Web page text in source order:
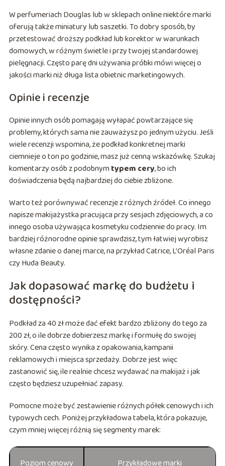
W perfumeriach Douglas lub w sklepach online niektóre marki
oferują także miniatury lub saszetki. To dobry sposób, by
przetestować droższy podkład lub korektor w warunkach
domowych, w różnym świetle i przy twojej standardowej
pielęgnacji. Często parę dni używania próbki mówi więcej o
jakości marki niż długa lista obietnic marketingowych.
Opinie i recenzje
Opinie innych osób pomagają wyłapać powtarzające się
problemy, których sama nie zauważysz po jednym użyciu. Jeśli
wiele recenzji wspomina, że podkład konkretnej marki
ciemnieje o ton po godzinie, masz już cenną wskazówkę. Szukaj
komentarzy osób z podobnymtypem cery, bo ich
doświadczenia będą najbardziej do ciebie zbliżone.
Warto też porównywać recenzje z różnych źródeł. Co innego
napisze makijażystka pracująca przy sesjach zdjęciowych, a co
innego osoba używająca kosmetyku codziennie do pracy. Im
bardziej różnorodne opinie sprawdzisz, tym łatwiej wyrobisz
własne zdanie o danej marce, na przykład Catrice, L’Oréal Paris
czy Huda Beauty.
Jak dopasować markę do budżetu i
dostępności?
Podkład za 40 zł może dać efekt bardzo zbliżony do tego za
200 zł, o ile dobrze dobierzesz markę i formułę do swojej
skóry. Cena często wynika z opakowania, kampanii
reklamowych i miejsca sprzedaży. Dobrze jest więc
zastanowić się, ile realnie chcesz wydawać na makijaż i jak
często będziesz uzupełniać zapasy.
Pomocne może być zestawienie różnych półek cenowych i ich
typowych cech. Poniżej przykładowa tabela, która pokazuje,
czym mniej więcej różnią się segmenty marek:
Poziom cenowy Przykładowe marki